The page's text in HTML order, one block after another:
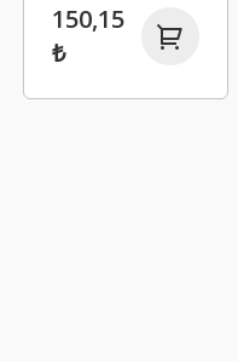
7703074664
150,15
₺